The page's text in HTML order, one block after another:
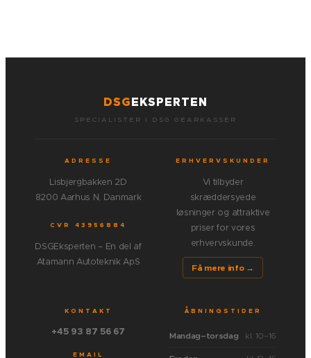
DSGEKSPERTEN
SPECIALISTER I DSG GEARKASSER
ADRESSE
Lisbjergbakken 2D
8200 Aarhus N, Danmark
CVR 43956884
DSGEksperten – En del af
Atamann Autoteknik ApS
ERHVERVSKUNDER
Vi tilbyder
skræddersyede
løsninger og attraktive
priser for vores
erhvervskunde.
Få mere info →
KONTAKT
+45 93 87 56 67
EMAIL
ÅBNINGSTIDER
Mandag–torsdag kl. 10–16